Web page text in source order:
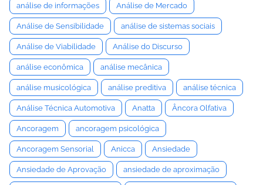
análise de informações Análise de Mercado
Análise de Sensibilidade análise de sistemas sociais
Análise de Viabilidade Análise do Discurso
análise econômica análise mecânica
análise musicológica análise preditiva análise técnica
Análise Técnica Automotiva Anatta Âncora Olfativa
Ancoragem ancoragem psicológica
Ancoragem Sensorial Anicca Ansiedade
Ansiedade de Aprovação ansiedade de aproximação